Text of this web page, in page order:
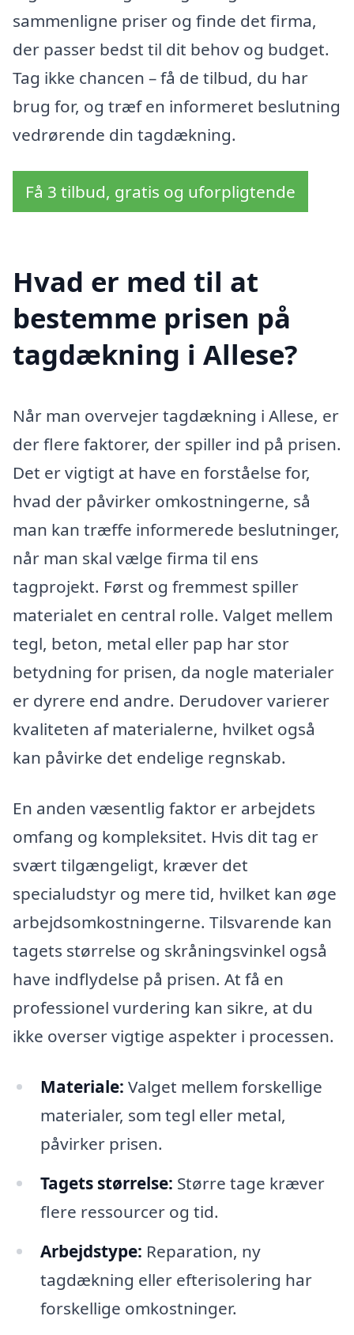
sammenligne priser og finde det firma,
der passer bedst til dit behov og budget.
Tag ikke chancen – få de tilbud, du har
brug for, og træf en informeret beslutning
vedrørende din tagdækning.
Få 3 tilbud, gratis og uforpligtende
Hvad er med til at
bestemme prisen på
tagdækning i Allese?
Når man overvejer tagdækning i Allese, er
der flere faktorer, der spiller ind på prisen.
Det er vigtigt at have en forståelse for,
hvad der påvirker omkostningerne, så
man kan træffe informerede beslutninger,
når man skal vælge firma til ens
tagprojekt. Først og fremmest spiller
materialet en central rolle. Valget mellem
tegl, beton, metal eller pap har stor
betydning for prisen, da nogle materialer
er dyrere end andre. Derudover varierer
kvaliteten af materialerne, hvilket også
kan påvirke det endelige regnskab.
En anden væsentlig faktor er arbejdets
omfang og kompleksitet. Hvis dit tag er
svært tilgængeligt, kræver det
specialudstyr og mere tid, hvilket kan øge
arbejdsomkostningerne. Tilsvarende kan
tagets størrelse og skråningsvinkel også
have indflydelse på prisen. At få en
professionel vurdering kan sikre, at du
ikke overser vigtige aspekter i processen.
Materiale: Valget mellem forskellige
materialer, som tegl eller metal,
påvirker prisen.
Tagets størrelse: Større tage kræver
flere ressourcer og tid.
Arbejdstype: Reparation, ny
tagdækning eller efterisolering har
forskellige omkostninger.